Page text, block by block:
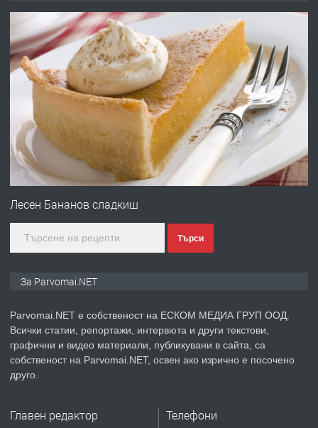
преди 1 година
ПРЕДЛАГА Работа за общи работници
преди 1 година
ПРЕДЛАГА
Първи поход "По стъпките на Ангел
преди 1 година
ПРЕДЛАГА Уроци по Математика
Лесен Бананов сладкиш
Търси
За Parvomai.NET
Parvomai.NET е собственост на ЕСКОМ МЕДИА ГРУП ООД.
Всички статии, репортажи, интервюта и други текстови,
графични и видео материали, публикувани в сайта, са
собственост на Parvomai.NET, освен ако изрично е посочено
друго.
Главен редактор Телефони